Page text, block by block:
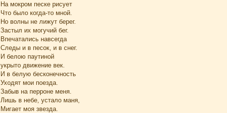
На мокром песке рисует
Что было когда-то мной.
Но волны не лижут берег.
Застыл их могучий бег.
Впечатались навсегда
Следы и в песок, и в снег.
И белою паутиной
укрыто движение век.
И в белую бесконечность
Уходят мои поезда.
Забыв на перроне меня.
Лишь в небе, устало маня,
Мигает моя звезда.